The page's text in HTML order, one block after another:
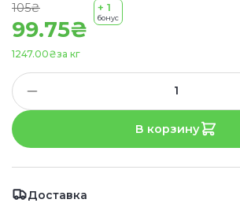
99.75₴
105₴
за кг
1247.00₴
+ 1
бонус
В корзину
Доставка